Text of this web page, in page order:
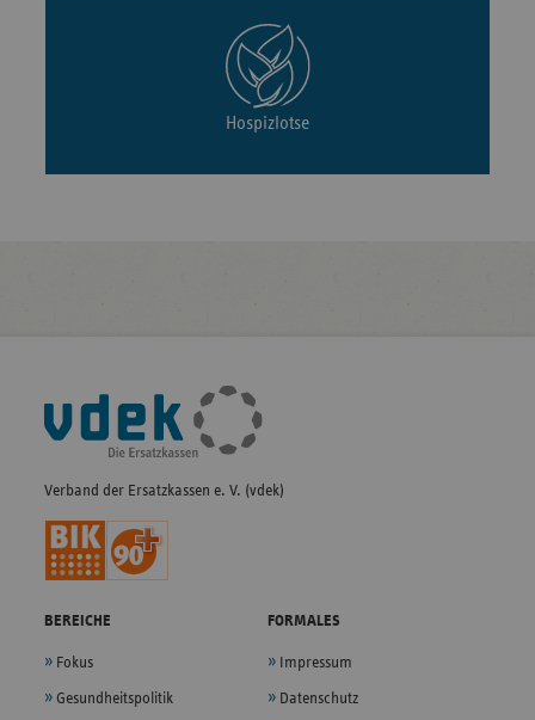
Hospizlotse
Fußleisten-
Navigation
Verband der Ersatzkassen e. V. (vdek)
BEREICHE
Fokus
Gesundheitspolitik
FORMALES
Impressum
Datenschutz